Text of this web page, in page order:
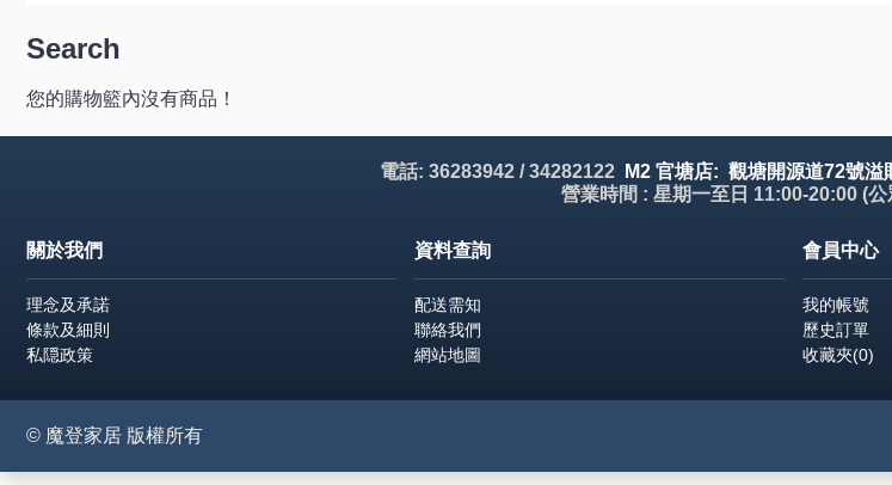
Search
您的購物籃內沒有商品！
電話: 36283942 / 34282122
M2 官塘店: 觀塘開源道72號
營業時間 : 星期一至日 11:00-20:00 (
關於我們
理念及承諾
條款及細則
私隠政策
資料查詢
配送需知
聯絡我們
網站地圖
會員中心
我的帳號
歷史訂單
收藏夾(0)
© 魔登家居 版權所有